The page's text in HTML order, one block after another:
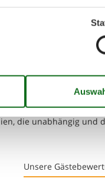
Adresse ist im
die unabhängig und
Unsere